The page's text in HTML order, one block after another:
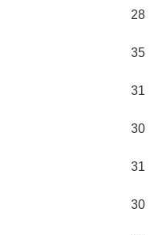
28
35
31
30
31
30